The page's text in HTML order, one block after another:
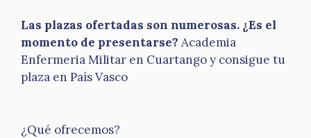
Las plazas ofertadas son numerosas. ¿Es el
momento de presentarse? Academia
Enfermeria Militar en Cuartango y consigue tu
plaza en País Vasco
¿Qué ofrecemos?